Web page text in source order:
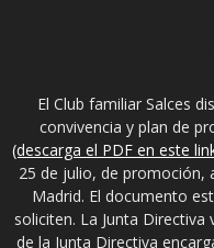
El Club familiar Salces
convivencia y plan de
(descarga el PDF en este
25 de julio, de promoción,
Madrid. El documento
soliciten. La Junta
de la Junta Directiva